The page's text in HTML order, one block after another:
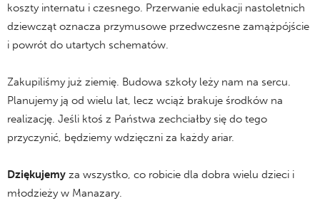
koszty internatu i czesnego. Przerwanie edukacji nastoletnich
dziewcząt oznacza przymusowe przedwczesne zamążpójście
i powrót do utartych schematów.
Zakupiliśmy już ziemię. Budowa szkoły leży nam na sercu.
Planujemy ją od wielu lat, lecz wciąż brakuje środków na
realizację. Jeśli ktoś z Państwa zechciałby się do tego
przyczynić, będziemy wdzięczni za każdy ariar.
Dziękujemy za wszystko, co robicie dla dobra wielu dzieci i
młodzieży w Manazary.